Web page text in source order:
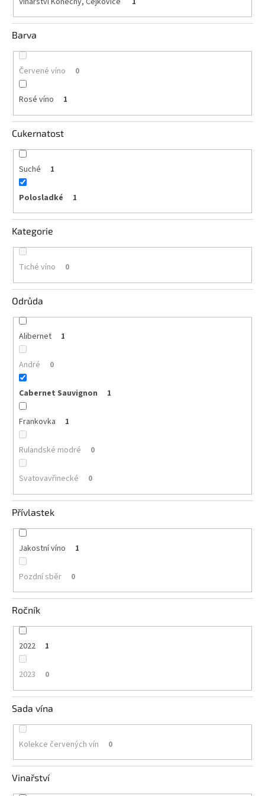
Akční
nabídka
Poslední
láhve
skladem
Cuvée
vína
Vína
podle
jakosti
Víno
obsahu
Dárkové
balení
vína
Delikatesy
k
Vývrtky
BiB
větší
objem
Ostatní
vína
Značky
Přihlášení
Barva
Červené víno 0
Rosé víno 1
Cukernatost
Suché 1
Polosladké 1
Kategorie
Tiché víno 0
Odrůda
Alibernet 1
André 0
Cabernet Sauvignon 1
Frankovka 1
Rulandské modré 0
Svatovavřinecké 0
Přívlastek
Jakostní víno 1
Pozdní sběr 0
Ročník
2022 1
2023 0
Sada vína
Kolekce červených vín 0
Vinařství